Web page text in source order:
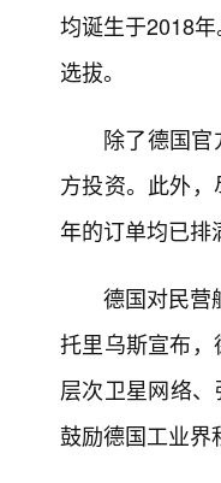
均诞生于2018
选拔。
除了德国官
方投资。此外
年的订单均已排
德国对民营
托里乌斯宣布
层次卫星网络
鼓励德国工业界